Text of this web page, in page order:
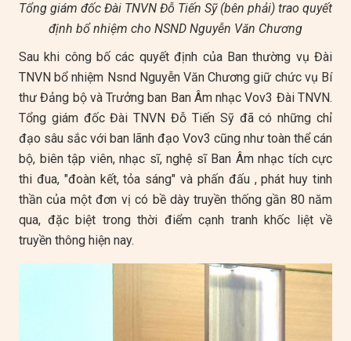
Tổng giám đốc Đài TNVN Đỗ Tiến Sỹ (bên phải) trao quyết
định bổ nhiệm cho NSND Nguyễn Văn Chương
Sau khi công bố các quyết định của Ban thường vụ Đài
TNVN bổ nhiệm Nsnd Nguyễn Văn Chương giữ chức vụ Bí
thư Đảng bộ và Trưởng ban Ban Âm nhạc Vov3 Đài TNVN.
Tổng giám đốc Đài TNVN Đỗ Tiến Sỹ đã có những chỉ
đạo sâu sắc với ban lãnh đạo Vov3 cũng như toàn thể cán
bộ, biên tập viên, nhạc sĩ, nghệ sĩ Ban Âm nhạc tích cực
thi đua, "đoàn kết, tỏa sáng" và phấn đấu , phát huy tinh
thần của một đơn vị có bề dày truyền thống gần 80 năm
qua, đặc biệt trong thời điểm cạnh tranh khốc liệt về
truyền thông hiện nay.